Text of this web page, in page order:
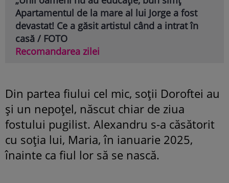
Apartamentul de la mare al lui Jorge a fost
devastat! Ce a găsit artistul când a intrat în
casă / FOTO
Recomandarea zilei
Din partea fiului cel mic, soții Doroftei au
și un nepoțel, născut chiar de ziua
fostului pugilist. Alexandru s-a căsătorit
cu soția lui, Maria, în ianuarie 2025,
înainte ca fiul lor să se nască.